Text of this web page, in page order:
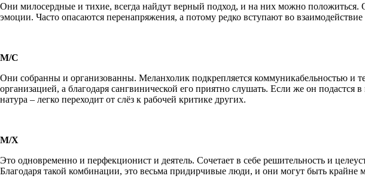
Они милосердные и тихие, всегда найдут верный подход, и на них можно
эмоции. Часто опасаются перенапряжения, а потому редко вступают во
М/С
Они собранны и организованны. Меланхолик подкрепляется коммуникабельностью и
организацией, а благодаря сангвинической его приятно слушать. Если же он
натура – легко переходит от слёз к рабочей критике других.
М/Х
Это одновременно и перфекционист и деятель. Сочетает в себе решительность и
Благодаря такой комбинации, это весьма придирчивые люди, и они могут быть крайне